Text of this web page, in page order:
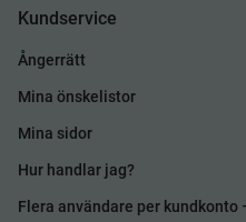
Kundservice
Ångerrätt
Mina önskelistor
Mina sidor
Hur handlar jag?
Flera användare per